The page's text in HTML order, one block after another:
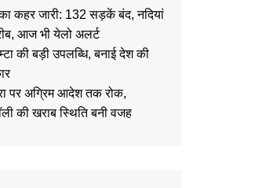
का कहर जारी: 132 सड़कें बंद, नदियां
आज भी येलो अलर्ट
की बड़ी उपलब्धि, बनाई देश की
पर अग्रिम आदेश तक रोक,
की खराब स्थिति बनी वजह